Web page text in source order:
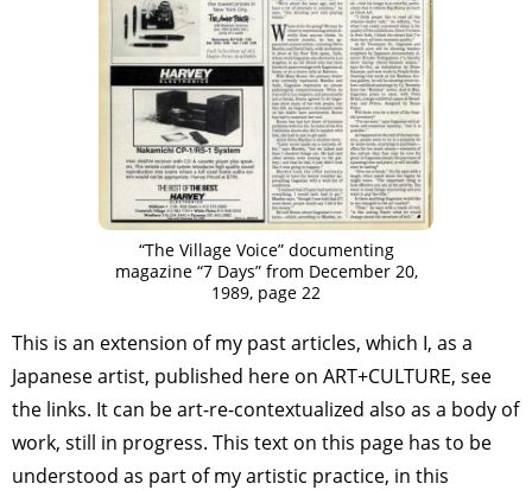
“The Village Voice” documenting
magazine “7 Days” from December 20,
1989, page 22
This is an extension of my past articles, which I, as a
Japanese artist, published here on ART+CULTURE, see
the links. It can be art-re-contextualized also as a body of
work, still in progress. This text on this page has to be
understood as part of my artistic practice, in this